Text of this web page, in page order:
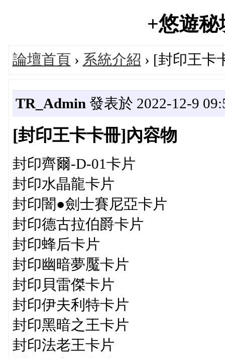
+悠遊
論壇首頁 › 系統介紹 › [封印王卡
TR_Admin 發表於 2022-12-9
[封印王卡卡冊]內容物
封印齊爾-D-01卡片
封印水晶龍卡片
封印闇●劍士賽尼亞卡片
封印德古拉伯爵卡片
封印蜂后卡片
封印幽暗夢魘卡片
封印貝雷傑卡片
封印伊夫利特卡片
封印黑暗之王卡片
封印法老王卡片